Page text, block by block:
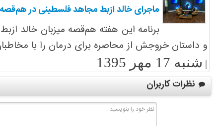
ماجرای خالد ازبط مجاهد فلسطینی در
و داستان خروجش از محاصره برای درمان را با
| شنبه 17 مهر 1395
نظرات کاربران